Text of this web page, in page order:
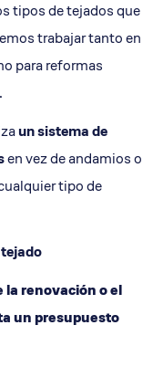
tipos de tejados que
trabajar tanto en
para reformas
un sistema de
en vez de andamios o
tipo de
la renovación o el
un presupuesto